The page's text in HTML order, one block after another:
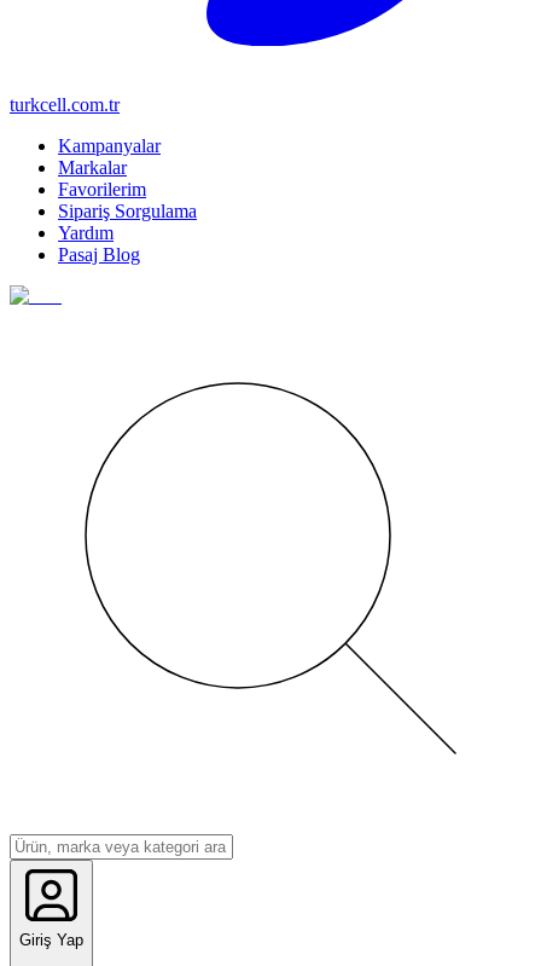
turkcell.com.tr
Kampanyalar
Markalar
Favorilerim
Sipariş Sorgulama
Yardım
Pasaj Blog
Giriş Yap